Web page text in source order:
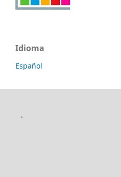
Idioma
Español
-